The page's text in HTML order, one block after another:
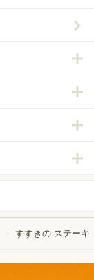
すすきの ステーキ